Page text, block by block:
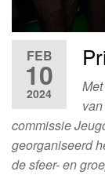
FEB
10
2024
commissie
georganiseerd
de sfeer- en